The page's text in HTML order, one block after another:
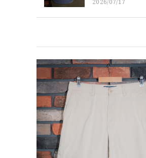
2026/07/17
【W36】POLO
なかなか見つからないこの色